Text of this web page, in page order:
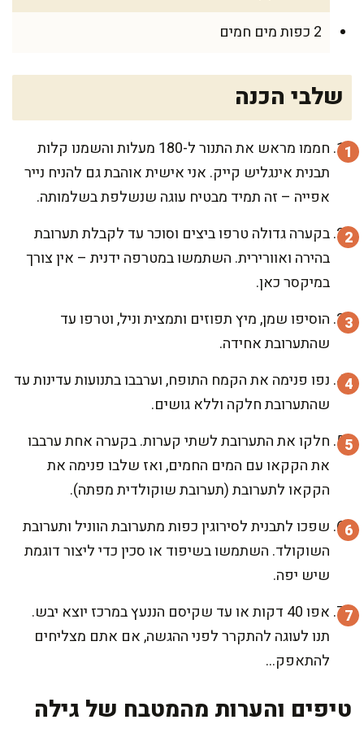
2 כפות מים חמים
שלבי הכנה
חממו מראש את התנור ל-180 מעלות והשמנו קלות
תבנית אינגליש קייק. אני אישית אוהבת גם להניח נייר
אפייה – זה תמיד מבטיח עוגה שנשלפת בשלמותה.
בקערה גדולה טרפו ביצים וסוכר עד לקבלת תערובת
בהירה ואוורירית. השתמשו במטרפה ידנית – אין צורך
במיקסר כאן.
הוסיפו שמן, מיץ תפוזים ותמצית וניל, וטרפו עד
שהתערובת אחידה.
נפו פנימה את הקמח התופח, וערבבו בתנועות עדינות עד
שהתערובת חלקה וללא גושים.
חלקו את התערובת לשתי קערות. בקערה אחת ערבבו
את הקקאו עם המים החמים, ואז שלבו פנימה את
הקקאו לתערובת (תערובת שוקולדית מפתה).
שפכו לתבנית לסירוגין כפות מתערובת הווניל ותערובת
השוקולד. השתמשו בשיפוד או סכין כדי ליצור דוגמת
שיש יפה.
אפו 40 דקות או עד שקיסם הננעץ במרכז יוצא יבש.
תנו לעוגה להתקרר לפני ההגשה, אם אתם מצליחים
להתאפק…
טיפים והערות מהמטבח של גילה